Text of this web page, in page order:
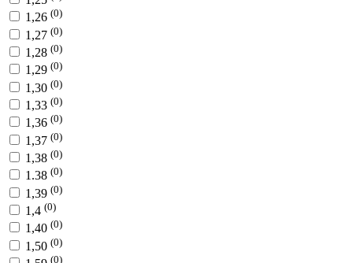
1,26 (0)
1,27 (0)
1,28 (0)
1,29 (0)
1,30 (0)
1,33 (0)
1,36 (0)
1,37 (0)
1,38 (0)
1.38 (0)
1,39 (0)
1,4 (0)
1,40 (0)
1,50 (0)
(0)